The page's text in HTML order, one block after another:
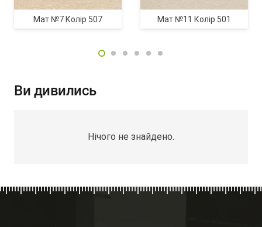
Мат №7 Колір 507 Мат №11 Колір 501
Ви дивились
Нічого не знайдено.